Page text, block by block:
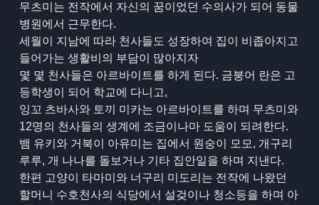
무츠미는 전작에서 자신의 꿈이었던 수의사가 되어 동물
병원에서 근무한다.
세월이 지남에 따라 천사들도 성장하여 집이 비좁아지고
들어가는 생활비의 부담이 많아지자
몇 몇 천사들은 아르바이트를 하게 된다. 금붕어 란은 고
등학생이 되어 학교에 다니고,
잉꼬 츠바사와 토끼 미카는 아르바이트를 하며 무츠미와
12명의 천사들의 생계에 조금이나마 도움이 되려한다.
뱀 유키와 거북이 아유미는 집에서 원숭이 모모, 개구리
루루, 개 나나를 돌보거나 기타 집안일을 하며 지낸다.
한편 고양이 타마미와 너구리 미도리는 전작에 나왔던
할머니 수호천사의 식당에서 설겆이나 청소등을 하며 아